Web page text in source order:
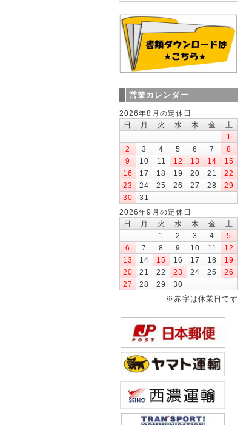
営業カレンダー
2026年8月の定休日
日
月 火 水 木 金
土
1
2
3 4 5 6 7
8
9
10 11 12 13 14
15
16
17 18 19 20 21
22
23
24 25 26 27 28
29
30
31
2026年9月の定休日
日
月 火 水 木 金
土
1
2 3 4
5
6
7 8 9 10 11
12
13
14 15 16 17 18
19
20
21 22 23 24 25
26
27
28 29
30
※赤字は休業日です